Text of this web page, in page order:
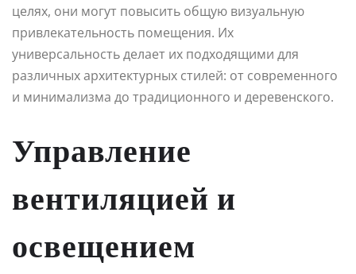
целях, они могут повысить общую визуальную
привлекательность помещения. Их
универсальность делает их подходящими для
различных архитектурных стилей: от современного
и минимализма до традиционного и деревенского.
Управление
вентиляцией и
освещением